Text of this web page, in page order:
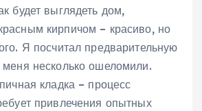
будет выглядеть дом,
кирпичом – красиво, но
Я посчитал предварительную
несколько ошеломили.
кладка – процесс
привлечения опытных